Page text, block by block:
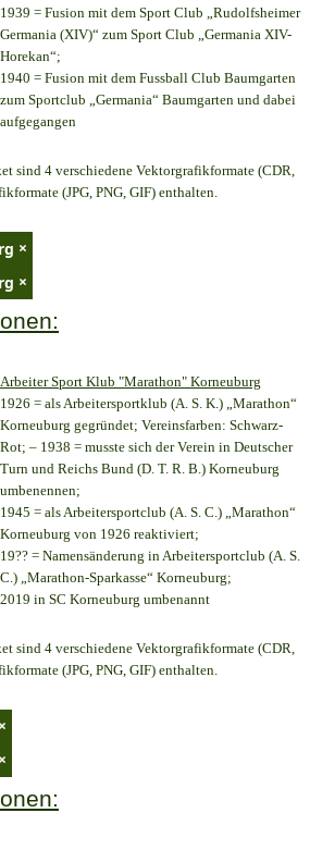
1939 = Fusion mit dem Sport Club „Rudolfsheimer
Germania (XIV)“ zum Sport Club „Germania XIV-
Horekan“;
1940 = Fusion mit dem Fussball Club Baumgarten
zum Sportclub „Germania“ Baumgarten und dabei
aufgegangen
sind 4 verschiedene Vektorgrafikformate (CDR,
(JPG, PNG, GIF) enthalten.
×
×
Arbeiter Sport Klub "Marathon" Korneuburg
1926 = als Arbeitersportklub (A. S. K.) „Marathon“
Korneuburg gegründet; Vereinsfarben: Schwarz-
Rot; – 1938 = musste sich der Verein in Deutscher
Turn und Reichs Bund (D. T. R. B.) Korneuburg
umbenennen;
1945 = als Arbeitersportclub (A. S. C.) „Marathon“
Korneuburg von 1926 reaktiviert;
19?? = Namensänderung in Arbeitersportclub (A. S.
C.) „Marathon-Sparkasse“ Korneuburg;
2019 in SC Korneuburg umbenannt
sind 4 verschiedene Vektorgrafikformate (CDR,
(JPG, PNG, GIF) enthalten.
×
×